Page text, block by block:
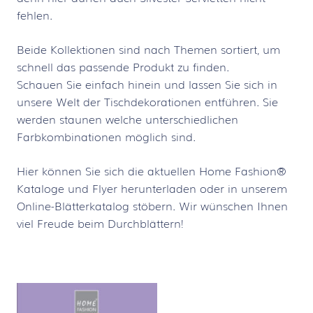
fehlen.
Beide Kollektionen sind nach Themen sortiert, um
schnell das passende Produkt zu finden.
Schauen Sie einfach hinein und lassen Sie sich in
unsere Welt der Tischdekorationen entführen. Sie
werden staunen welche unterschiedlichen
Farbkombinationen möglich sind.
Hier können Sie sich die aktuellen Home Fashion®
Kataloge und Flyer herunterladen oder in unserem
Online-Blätterkatalog stöbern. Wir wünschen Ihnen
viel Freude beim Durchblättern!